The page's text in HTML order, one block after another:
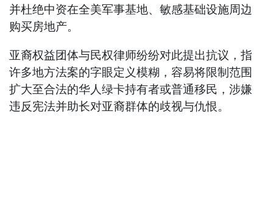
并杜绝中资在全美军事基地、敏感基础设施周边
购买房地产。
亚裔权益团体与民权律师纷纷对此提出抗议，指
许多地方法案的字眼定义模糊，容易将限制范围
扩大至合法的华人绿卡持有者或普通移民，涉嫌
违反宪法并助长对亚裔群体的歧视与仇恨。